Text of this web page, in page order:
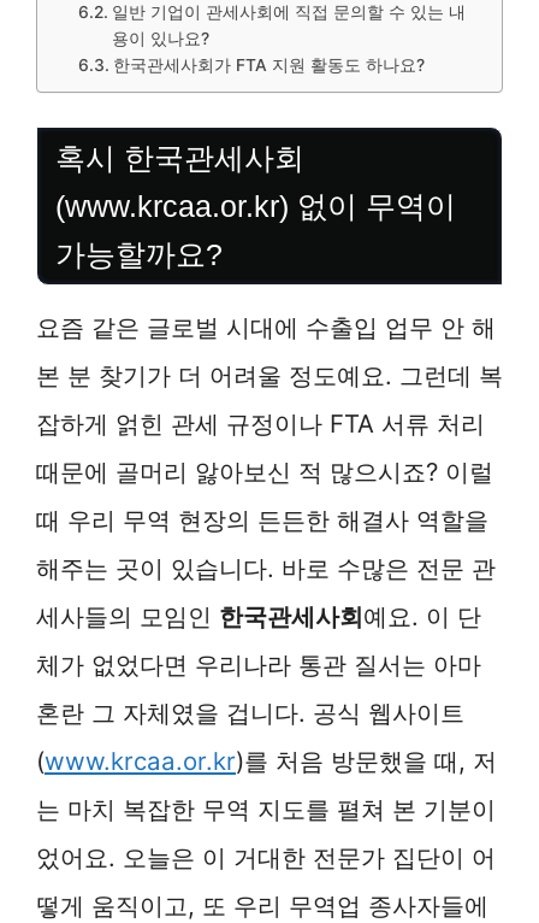
일반 기업이 관세사회에 직접 문의할 수 있는 내
용이 있나요?
한국관세사회가 FTA 지원 활동도 하나요?
혹시 한국관세사회
(www.krcaa.or.kr) 없이 무역이
가능할까요?
요즘 같은 글로벌 시대에 수출입 업무 안 해
본 분 찾기가 더 어려울 정도예요. 그런데 복
잡하게 얽힌 관세 규정이나 FTA 서류 처리
때문에 골머리 앓아보신 적 많으시죠? 이럴
때 우리 무역 현장의 든든한 해결사 역할을
해주는 곳이 있습니다. 바로 수많은 전문 관
세사들의 모임인 한국관세사회예요. 이 단
체가 없었다면 우리나라 통관 질서는 아마
혼란 그 자체였을 겁니다. 공식 웹사이트
(www.krcaa.or.kr)를 처음 방문했을 때, 저
는 마치 복잡한 무역 지도를 펼쳐 본 기분이
었어요. 오늘은 이 거대한 전문가 집단이 어
떻게 움직이고, 또 우리 무역업 종사자들에